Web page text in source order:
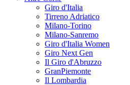
Giro d'Italia
Tirreno Adriatico
Milano-Torino
Milano-Sanremo
Giro d'Italia Women
Giro Next Gen
Il Giro d'Abruzzo
GranPiemonte
Il Lombardia